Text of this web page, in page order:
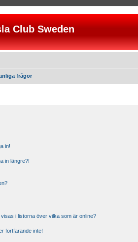
Club Sweden
frågor
in!
in längre?!
i listorna över vilka som är online?
fortfarande inte!